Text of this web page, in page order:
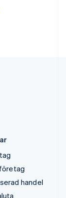
handel